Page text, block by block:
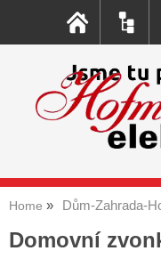
Home Dům-Zahrada-
Domovní